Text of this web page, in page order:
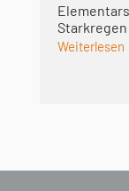
Weiterlesen